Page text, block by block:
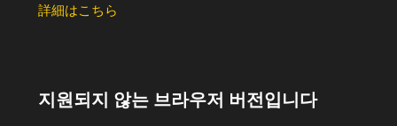
詳細はこちら
지원되지 않는 브라우저 버전입니다